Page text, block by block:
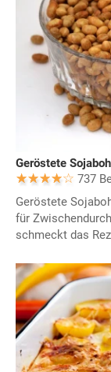
Geröstete
737
Geröstete
für
schmeckt das